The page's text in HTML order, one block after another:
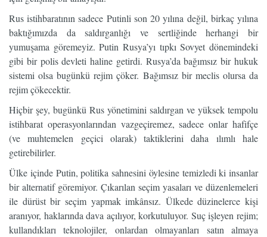
Rus istihbaratının sadece Putinli son 20 yılına değil, birkaç yılına
baktığımızda da saldırganlığı ve sertliğinde herhangi bir
yumuşama göremeyiz. Putin Rusya’yı tıpkı Sovyet dönemindeki
gibi bir polis devleti haline getirdi. Rusya’da bağımsız bir hukuk
sistemi olsa bugünkü rejim çöker. Bağımsız bir meclis olursa da
rejim çökecektir.
Hiçbir şey, bugünkü Rus yönetimini saldırgan ve yüksek tempolu
istihbarat operasyonlarından vazgeçiremez, sadece onlar hafifçe
(ve muhtemelen geçici olarak) taktiklerini daha ılımlı hale
getirebilirler.
Ülke içinde Putin, politika sahnesini öylesine temizledi ki insanlar
bir alternatif göremiyor. Çıkarılan seçim yasaları ve düzenlemeleri
ile dürüst bir seçim yapmak imkânsız. Ülkede düzinelerce kişi
aranıyor, haklarında dava açılıyor, korkutuluyor. Suç işleyen rejim;
kullandıkları teknolojiler, onlardan olmayanları satın almaya